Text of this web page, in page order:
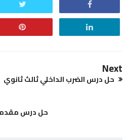
Next
حل درس الضرب الداخلي ثالث ثانوي
حل درس